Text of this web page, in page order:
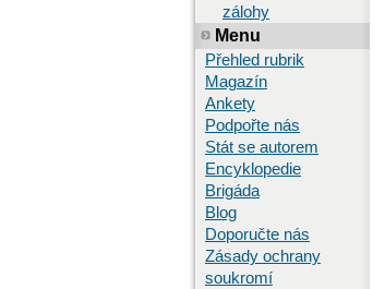
zálohy
Menu
Přehled rubrik
Magazín
Ankety
Podpořte nás
Stát se autorem
Encyklopedie
Brigáda
Blog
Doporučte nás
Zásady ochrany
soukromí